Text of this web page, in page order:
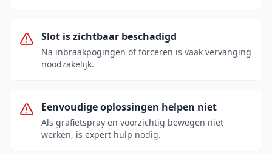
Slot is zichtbaar beschadigd
Na inbraakpogingen of forceren is vaak vervanging
noodzakelijk.
Eenvoudige oplossingen helpen niet
Als grafietspray en voorzichtig bewegen niet
werken, is expert hulp nodig.